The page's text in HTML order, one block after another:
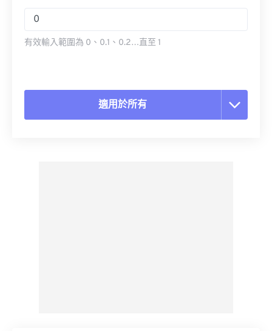
有效輸入範圍為 0、0.1、0.2…直至 1
適用於所有